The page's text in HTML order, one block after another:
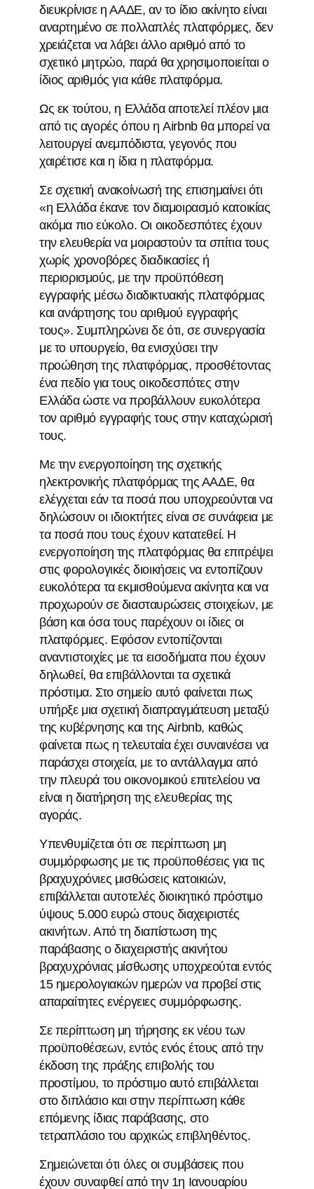
διευκρίνισε η ΑΑΔΕ, αν το ίδιο ακίνητο είναι
αναρτημένο σε πολλαπλές πλατφόρμες, δεν
χρειάζεται να λάβει άλλο αριθμό από το
σχετικό μητρώο, παρά θα χρησιμοποιείται ο
ίδιος αριθμός για κάθε πλατφόρμα.
Ως εκ τούτου, η Ελλάδα αποτελεί πλέον μια
από τις αγορές όπου η Airbnb θα μπορεί να
λειτουργεί ανεμπόδιστα, γεγονός που
χαιρέτισε και η ίδια η πλατφόρμα.
Σε σχετική ανακοίνωσή της επισημαίνει ότι
«η Ελλάδα έκανε τον διαμοιρασμό κατοικίας
ακόμα πιο εύκολο. Οι οικοδεσπότες έχουν
την ελευθερία να μοιραστούν τα σπίτια τους
χωρίς χρονοβόρες διαδικασίες ή
περιορισμούς, με την προϋπόθεση
εγγραφής μέσω διαδικτυακής πλατφόρμας
και ανάρτησης του αριθμού εγγραφής
τους». Συμπληρώνει δε ότι, σε συνεργασία
με το υπουργείο, θα ενισχύσει την
προώθηση της πλατφόρμας, προσθέτοντας
ένα πεδίο για τους οικοδεσπότες στην
Ελλάδα ώστε να προβάλλουν ευκολότερα
τον αριθμό εγγραφής τους στην καταχώρισή
τους.
Με την ενεργοποίηση της σχετικής
ηλεκτρονικής πλατφόρμας της ΑΑΔΕ, θα
ελέγχεται εάν τα ποσά που υποχρεούνται να
δηλώσουν οι ιδιοκτήτες είναι σε συνάφεια με
τα ποσά που τους έχουν κατατεθεί. Η
ενεργοποίηση της πλατφόρμας θα επιτρέψει
στις φορολογικές διοικήσεις να εντοπίζουν
ευκολότερα τα εκμισθούμενα ακίνητα και να
προχωρούν σε διασταυρώσεις στοιχείων, με
βάση και όσα τους παρέχουν οι ίδιες οι
πλατφόρμες. Εφόσον εντοπίζονται
αναντιστοιχίες με τα εισοδήματα που έχουν
δηλωθεί, θα επιβάλλονται τα σχετικά
πρόστιμα. Στο σημείο αυτό φαίνεται πως
υπήρξε μια σχετική διαπραγμάτευση μεταξύ
της κυβέρνησης και της Airbnb, καθώς
φαίνεται πως η τελευταία έχει συναινέσει να
παράσχει στοιχεία, με το αντάλλαγμα από
την πλευρά του οικονομικού επιτελείου να
είναι η διατήρηση της ελευθερίας της
αγοράς.
Υπενθυμίζεται ότι σε περίπτωση μη
συμμόρφωσης με τις προϋποθέσεις για τις
βραχυχρόνιες μισθώσεις κατοικιών,
επιβάλλεται αυτοτελές διοικητικό πρόστιμο
ύψους 5.000 ευρώ στους διαχειριστές
ακινήτων. Από τη διαπίστωση της
παράβασης ο διαχειριστής ακινήτου
βραχυχρόνιας μίσθωσης υποχρεούται εντός
15 ημερολογιακών ημερών να προβεί στις
απαραίτητες ενέργειες συμμόρφωσης.
Σε περίπτωση μη τήρησης εκ νέου των
προϋποθέσεων, εντός ενός έτους από την
έκδοση της πράξης επιβολής του
προστίμου, το πρόστιμο αυτό επιβάλλεται
στο διπλάσιο και στην περίπτωση κάθε
επόμενης ίδιας παράβασης, στο
τετραπλάσιο του αρχικώς επιβληθέντος.
Σημειώνεται ότι όλες οι συμβάσεις που
έχουν συναφθεί από την 1η Ιανουαρίου